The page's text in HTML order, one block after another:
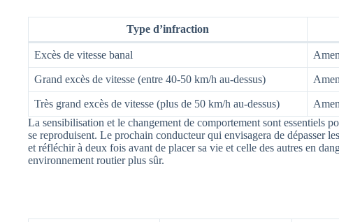
Type d’infraction
Excès de vitesse banal
Grand excès de vitesse (entre 40-50 km/h au-dessus)
Très grand excès de vitesse (plus de 50 km/h au-dessus)
La sensibilisation et le changement de comportement sont essentiels
se reproduisent. Le prochain conducteur qui envisagera de dépasser
et réfléchir à deux fois avant de placer sa vie et celle des autres en
environnement routier plus sûr.